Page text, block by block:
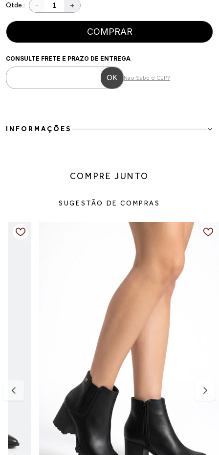
Qtde.: - +
COMPRAR
CONSULTE FRETE E PRAZO DE ENTREGA
Não Sabe o CEP?
INFORMAÇÕES
para acompanhar a rotina ou compor produções mais refinadas nos
Confeccionada em couro, possui bico arredondado que
para um calce prático. O acabamento em preto torna o modelo
versátil e fácil de combinar com diferentes peças do guarda-roupa.
Confortável e versátil para o dia a dia
35: aproximadamente 23,3 cm
37: aproximadamente 24,6 cm
38: aproximadamente 25,3 cm
39: aproximadamente 26 cm
Para escolher o tamanho ideal, meça o comprimento do pé do
dedão ao calcanhar e considere aproximadamente 0,5 cm de folga
para maior conforto. Caso sua medida fique entre duas
numerações, recomendamos optar pelo número maior. A primeira
troca é gratuita.
COMPRE JUNTO
SUGESTÃO DE COMPRAS